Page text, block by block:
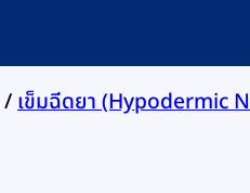
/เข็มฉีดยา (Hypodermic